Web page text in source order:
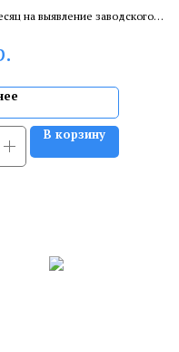
на выявление заводского
специалист.
В корзину